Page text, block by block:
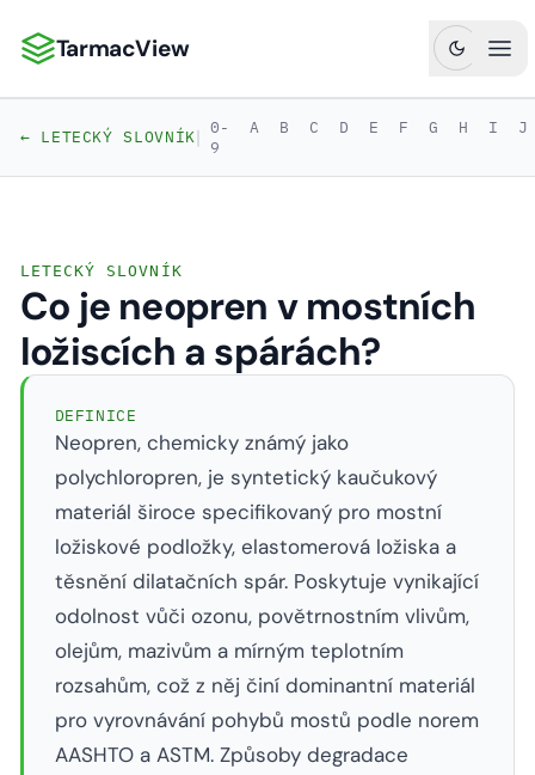
TarmacView: Precizní letecká analytika
TarmacView
← LETECKÝ SLOVNÍK| 0-
9
A B C D E F G H I J
LETECKÝ SLOVNÍK
Co je neopren v mostních
ložiscích a spárách?
DEFINICE
Neopren, chemicky známý jako
polychloropren, je syntetický kaučukový
materiál široce specifikovaný pro mostní
ložiskové podložky, elastomerová ložiska a
těsnění dilatačních spár. Poskytuje vynikající
odolnost vůči ozonu, povětrnostním vlivům,
olejům, mazivům a mírným teplotním
rozsahům, což z něj činí dominantní materiál
pro vyrovnávání pohybů mostů podle norem
AASHTO a ASTM. Způsoby degradace